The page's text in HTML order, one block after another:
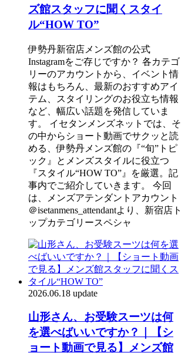
ズ館スタッフに聞くスタイ
ル“HOW TO”
伊勢丹新宿店メンズ館の公式
Instagramをご存じですか？ 各カテゴ
リーのアカウントから、イベント情
報はもちろん、最新のおすすめアイ
テム、スタイリングのお役立ち情報
など、幅広い話題を発信していま
す。 イセタンメンズネットでは、そ
の中からショート動画でサクッと読
める、伊勢丹メンズ館の『“旬”トピ
ック』とメンズスタイルに役立つ
『スタイル“HOW TO”』を厳選。記
事内でご紹介していきます。 今回
は、メンズアテンダントアカウント
＠isetanmens_attendantより、新宿店ト
ップカテゴリースペシャ
2026.06.18 update
山形さん、お受験スーツは何
を選べばいいですか？｜【シ
ョート動画で見る】メンズ館